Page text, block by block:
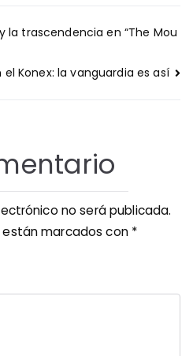
la trascendencia en “The Mou
Konex: la vanguardia es así
no será publicada.
marcados con *